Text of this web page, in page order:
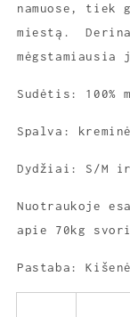
namuose, tiek
miestą.
Sudėtis: 100%
Spalva:
Dydžiai: S/M
Nuotraukoje
apie 70kg
Pastaba: